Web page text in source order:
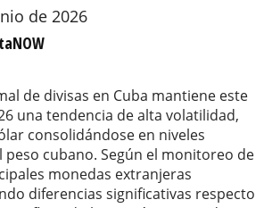
de 2026
de divisas en Cuba mantiene este
una tendencia de alta volatilidad,
consolidándose en niveles
peso cubano. Según el monitoreo de
monedas extranjeras
diferencias significativas respecto